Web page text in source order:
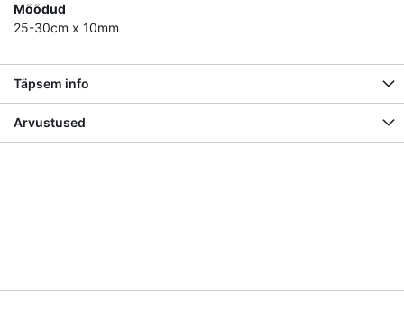
Mõõdud
25-30cm x 10mm
Täpsem info
Arvustused